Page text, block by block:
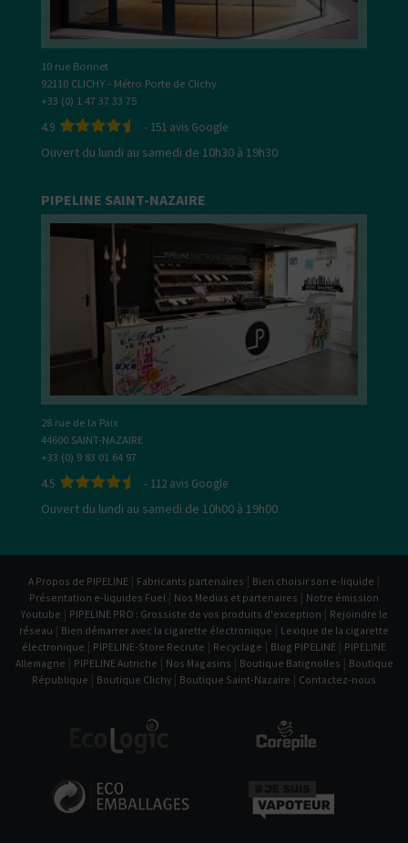
10 rue Bonnet
92110 CLICHY - Métro Porte de Clichy
+33 (0) 1 47 37 33 75
4.9 - 151 avis Google
Ouvert du lundi au samedi de 10h30 à 19h30
PIPELINE SAINT-NAZAIRE
28 rue de la Paix
44600 SAINT-NAZAIRE
+33 (0) 9 83 01 64 97
4.5 - 112 avis Google
Ouvert du lundi au samedi de 10h00 à 19h00
A Propos de PIPELINE | Fabricants partenaires | Bien choisir son e-liquide |
Présentation e-liquides Fuel | Nos Medias et partenaires | Notre émission
Youtube | PIPELINE PRO : Grossiste de vos produits d'exception | Rejoindre le
réseau | Bien démarrer avec la cigarette électronique | Lexique de la cigarette
électronique | PIPELINE-Store Recrute | Recyclage | Blog PIPELINE | PIPELINE
Allemagne | PIPELINE Autriche | Nos Magasins | Boutique Batignolles | Boutique
République | Boutique Clichy | Boutique Saint-Nazaire | Contactez-nous